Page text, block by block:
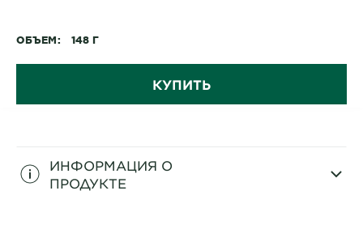
ОБЪЕМ 148 Г
КУПИТЬ
ИНФОРМАЦИЯ О
ПРОДУКТЕ